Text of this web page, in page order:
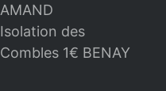
AMAND
Isolation des
Combles 1€ BENAY